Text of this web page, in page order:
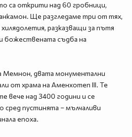
са открити над 60 гробници,
Ще разгледаме три от тях,
разказващи за пътя
божествената съдба на
Мемнон, двата монументални
от храма на Аменхотеп III. Те
вече над 3400 години и се
сред пустинята – мълчаливи
епоха.